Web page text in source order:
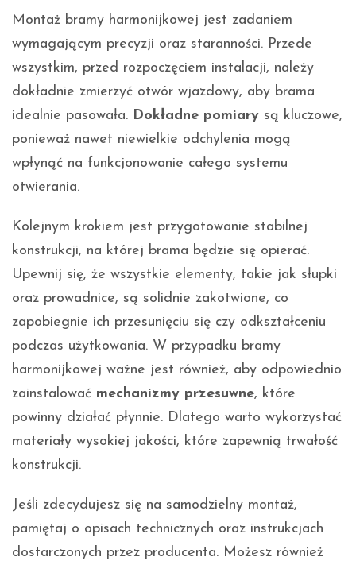
Montaż bramy harmonijkowej jest zadaniem
wymagającym precyzji oraz staranności. Przede
wszystkim, przed rozpoczęciem instalacji, należy
dokładnie zmierzyć otwór wjazdowy, aby brama
idealnie pasowała. Dokładne pomiary są kluczowe,
ponieważ nawet niewielkie odchylenia mogą
wpłynąć na funkcjonowanie całego systemu
otwierania.
Kolejnym krokiem jest przygotowanie stabilnej
konstrukcji, na której brama będzie się opierać.
Upewnij się, że wszystkie elementy, takie jak słupki
oraz prowadnice, są solidnie zakotwione, co
zapobiegnie ich przesunięciu się czy odkształceniu
podczas użytkowania. W przypadku bramy
harmonijkowej ważne jest również, aby odpowiednio
zainstalować mechanizmy przesuwne, które
powinny działać płynnie. Dlatego warto wykorzystać
materiały wysokiej jakości, które zapewnią trwałość
konstrukcji.
Jeśli zdecydujesz się na samodzielny montaż,
pamiętaj o opisach technicznych oraz instrukcjach
dostarczonych przez producenta. Możesz również